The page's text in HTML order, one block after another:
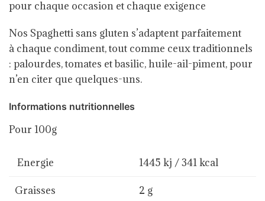
pour chaque occasion et chaque exigence
Nos Spaghetti sans gluten s’adaptent parfaitement
à chaque condiment, tout comme ceux traditionnels
: palourdes, tomates et basilic, huile-ail-piment, pour
n’en citer que quelques-uns.
Informations nutritionnelles
Pour 100g
Energie 1445 kj / 341 kcal
Graisses 2 g